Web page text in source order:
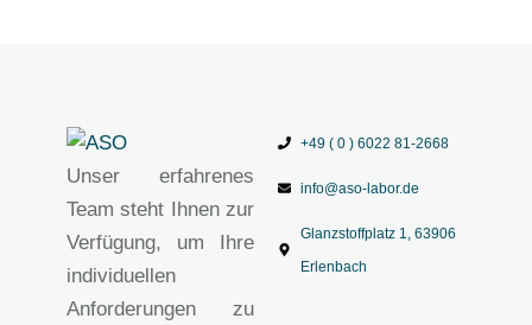
Unser erfahrenes
Team steht Ihnen zur
Verfügung, um Ihre
individuellen
Anforderungen zu
+49 ( 0 ) 6022 81-2668
info@aso-labor.de
Glanzstoffplatz 1, 63906
Erlenbach